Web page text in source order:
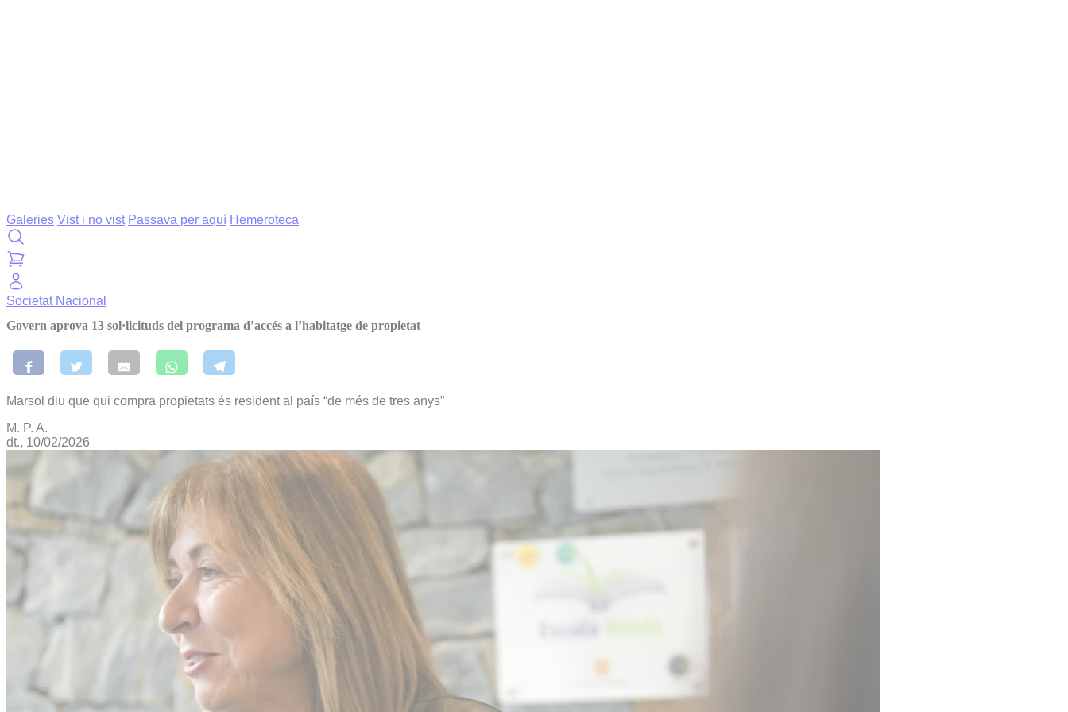
Galeries Vist i no vist Passava per aquí Hemeroteca
Societat Nacional
Govern aprova 13 sol·licituds del programa d’accés a l’habitatge de propietat
Marsol diu que qui compra propietats és resident al país “de més de tres anys”
M. P. A.
dt., 10/02/2026